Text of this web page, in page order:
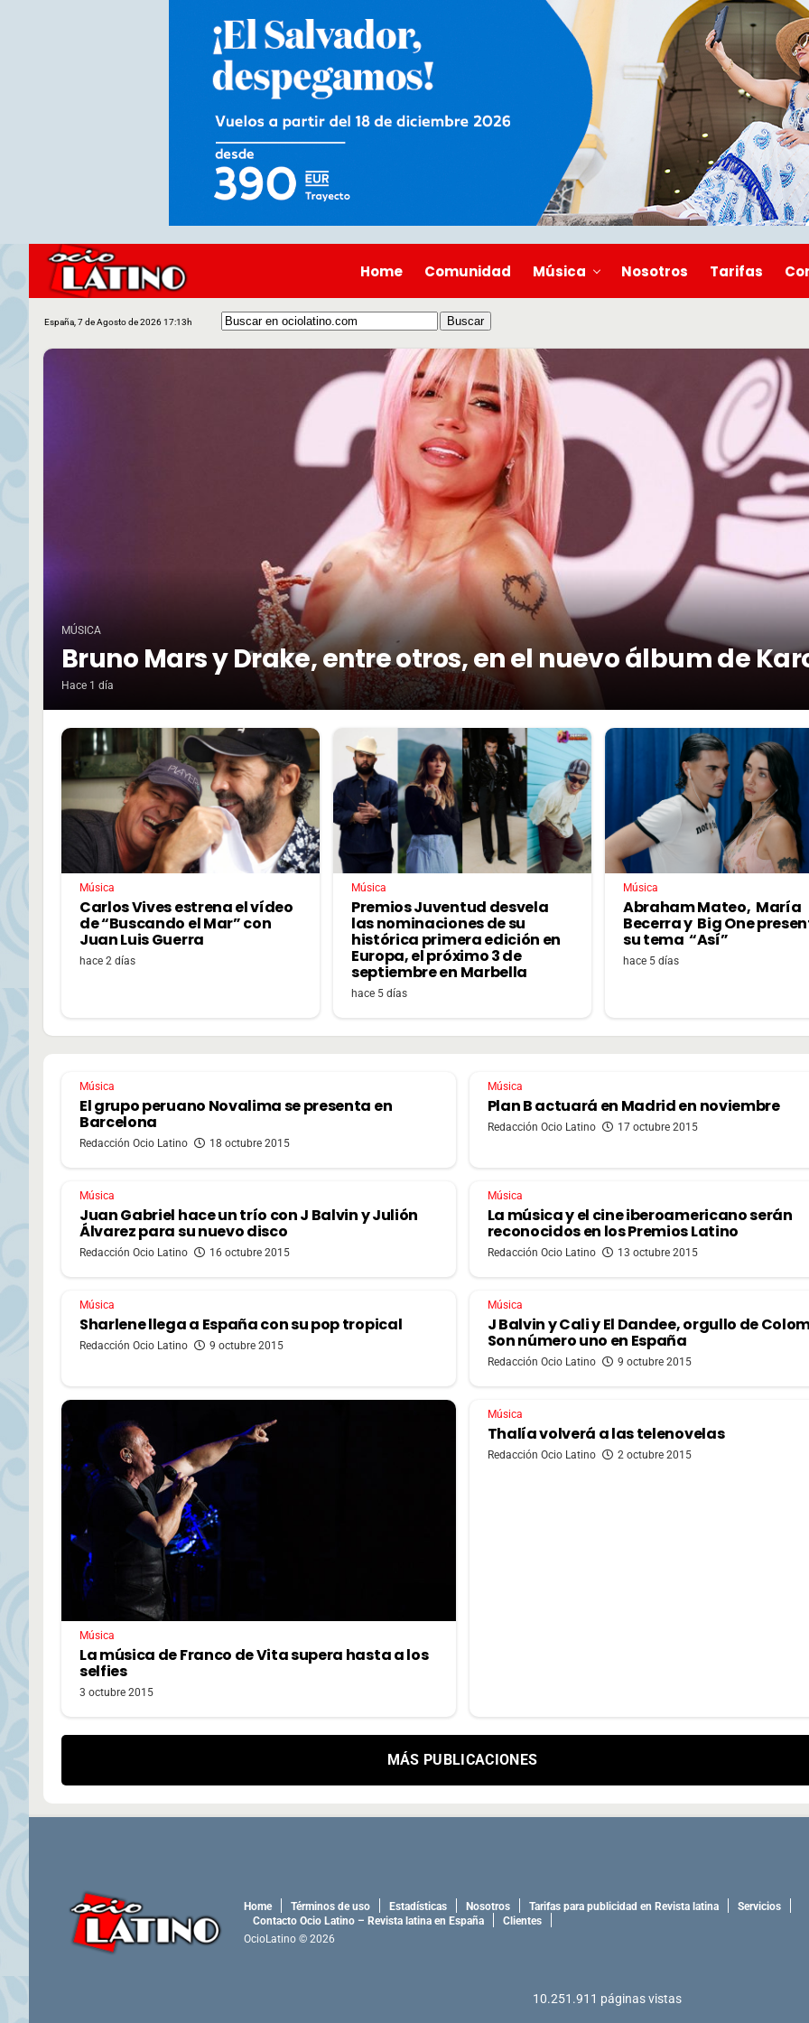
Home Comunidad Música Nosotros Tarifas
España, 7 de Agosto de 2026 17:13h
MÚSICA
Bruno Mars y Drake, entre otros, en el nuevo álbum de
Hace 1 día
Música
Carlos Vives estrena el vídeo
de “Buscando el Mar” con
Juan Luis Guerra
hace 2 días
Música
Premios Juventud desvela
las nominaciones de su
histórica primera edición en
Europa, el próximo 3 de
septiembre en Marbella
hace 5 días
Música
Abraham Mateo, María
Becerra y Big One
su tema “Así”
hace 5 días
Música
El grupo peruano Novalima se presenta en
Barcelona
Redacción Ocio Latino 18 octubre 2015
Música
Plan B actuará en Madrid en noviembre
Redacción Ocio Latino 17 octubre 2015
Música
Juan Gabriel hace un trío con J Balvin y Julión
Álvarez para su nuevo disco
Redacción Ocio Latino 16 octubre 2015
Música
La música y el cine iberoamericano serán
reconocidos en los Premios Latino
Redacción Ocio Latino 13 octubre 2015
Música
Sharlene llega a España con su pop tropical
Redacción Ocio Latino 9 octubre 2015
Música
J Balvin y Cali y El Dandee, orgullo de
Son número uno en España
Redacción Ocio Latino 9 octubre 2015
Música
La música de Franco de Vita supera hasta a los
selfies
3 octubre 2015
Música
Thalía volverá a las telenovelas
Redacción Ocio Latino 2 octubre 2015
MÁS PUBLICACIONES
Home Términos de uso Estadísticas Nosotros Tarifas para publicidad en Revista latina
Servicios
Contacto Ocio Latino – Revista latina en España
Clientes
OcioLatino © 2026
10.251.911 páginas vistas